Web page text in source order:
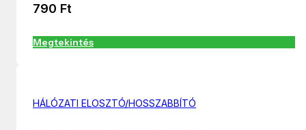
790 Ft
Megtekintés
HÁLÓZATI ELOSZTÓ/HOSSZABBÍTÓ